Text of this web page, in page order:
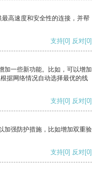
高速度和安全性的连接，并帮
支持[0] 反对[0]
加一些新功能。比如，可以增加
据网络情况自动选择最优的线
支持[0] 反对[0]
加强防护措施，比如增加双重验
支持[0] 反对[0]